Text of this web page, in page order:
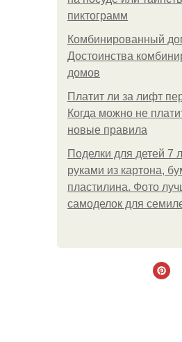
пиктограмм
Комбинированный
Достоинства
домов
Платит ли за лифт
Когда можно не
новые правила
Поделки для детей 7
руками из картона,
пластилина. Фото
самоделок для